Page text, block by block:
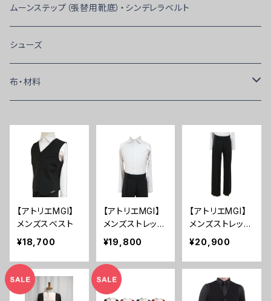
トップス
トップス（ボディタイプ）
Lady's
トップス
トップス（ボディタイプ）
スカート
ワンピース
RS Atelier
WAVE Wear
Chacott
蝶ネクタイ・ネクタイ・カフス・ベルト
ファンデーション・コンシーラー・リキッドタイプ
フェイスパウダー
ポイントカラー
アソート
クレンジング・化粧水
アイラシュ
スポンジ・パウダーパフ
ムーンステップ（張替用靴底）・シンデレラベルト
シューズ
布・材料
ストーン
マラボー・オーストリッチ・羽根
【アトリエMGI】
メンズスベスト
¥18,700
【アトリエMGI】
メンズストレッチ
ワイシャツ
¥19,800
【アトリエMGI】
メンズストレッチ
パンツ
¥20,900